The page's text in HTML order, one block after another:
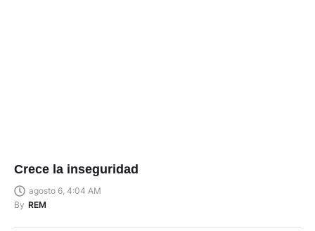
Crece la inseguridad
agosto 6, 4:04 AM
By REM